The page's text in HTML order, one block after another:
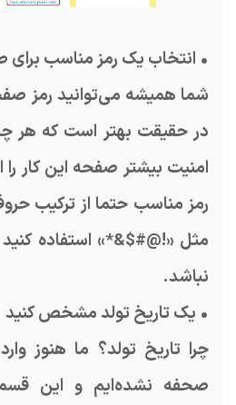
• انتخاب یک رمز مناسب
شما همیشه می‌توانید رمز
در حقیقت بهتر است که هر
امنیت بیشتر صفحه این کار
رمز مناسب حتما از ترکیب
نباشد.
• یک تاریخ تولد مشخص کنید
چرا تاریخ تولد؟ ما هنوز
صحفه نشده‌ایم و این